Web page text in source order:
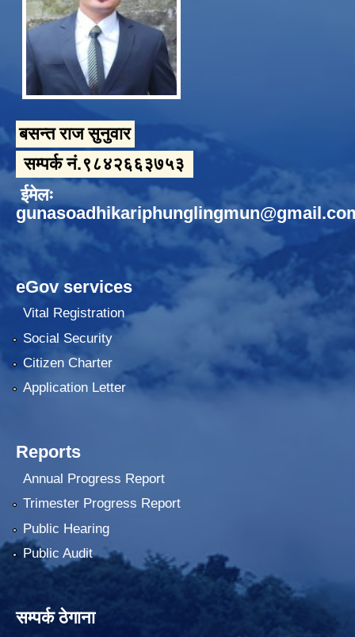
बसन्त राज सुनुवार
सम्पर्क नं.९८४२६६३७५३
ईमेलः
eGov services
Vital Registration
Social Security
Citizen Charter
Application Letter
Reports
Annual Progress Report
Trimester Progress Report
Public Hearing
Public Audit
सम्पर्क ठेगाना